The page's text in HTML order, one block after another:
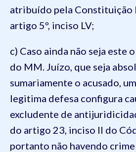
atribuído pela Constituição
artigo 5º, inciso LV;
c) Caso ainda não seja este
do MM. Juízo, que seja
sumariamente o acusado,
legitima defesa configura
excludente de
do artigo 23, inciso II do
portanto não havendo crime